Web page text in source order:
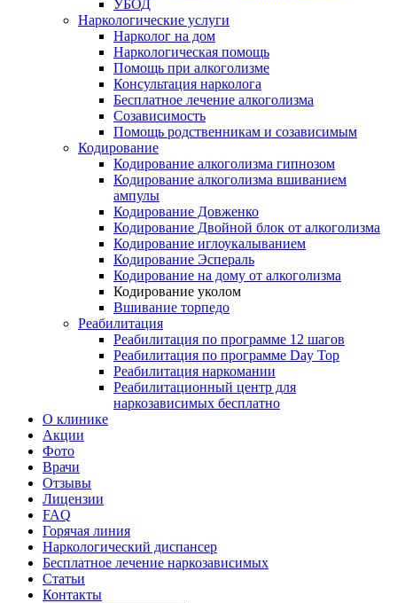
УБОД
Наркологические услуги
Нарколог на дом
Наркологическая помощь
Помощь при алкоголизме
Консультация нарколога
Бесплатное лечение алкоголизма
Созависимость
Помощь родственникам и созависимым
Кодирование
Кодирование алкоголизма гипнозом
Кодирование алкоголизма вшиванием
ампулы
Кодирование Довженко
Кодирование Двойной блок от алкоголизма
Кодирование иглоукалыванием
Кодирование Эспераль
Кодирование на дому от алкоголизма
Кодирование уколом
Вшивание торпедо
Реабилитация
Реабилитация по программе 12 шагов
Реабилитация по программе Day Top
Реабилитация наркомании
Реабилитационный центр для
наркозависимых бесплатно
О клинике
Акции
Фото
Врачи
Отзывы
Лицензии
FAQ
Горячая линия
Наркологический диспансер
Бесплатное лечение наркозависимых
Статьи
Контакты